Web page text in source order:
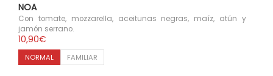
NOA
Con tomate, mozzarella, aceitunas negras, maíz, atún y
jamón serrano.
10,90€
NORMAL FAMILIAR